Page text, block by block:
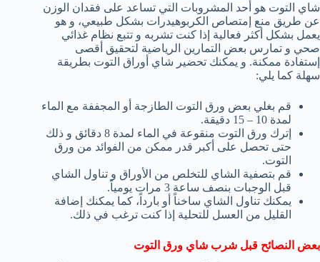
شاي التوت هو أحد المشروبات التي تساعد على فقدان الوزن
عن طريق منع إمتصاص الكربوهيدرات بشكل طبيعي، و هو
يعمل بشكل أكثر فعالية إذا كنت تشربه و تتبع نظام غذائي
صحي و تمارس بعض التمارين الرياضية لتحقيق أقصى
إستفادة ممكنة. و يمكنك تحضير شاي أوراق التوت بطريقة
سهلة كما يلي:
قم بغلي بعض ورق التوت الطازجة أو المجففة مع الماء
لمدة 10 – 15 دقيقة.
إترك ورق التوت منقوعة في الماء لمدة 8 دقائق و ذلك
حتى تحصل على أكبر قدر ممكن من الفوائد من ورق
التوت.
قم بتصفية الشاي للتخلص من الأوراق و تناول الشاي
قبل الوجبات بنصف ساعة 3 مرات يومياً.
يمكنك تناول الشاي ساخناً أو بارداً، كما يمكنك إضافة
القليل من العسل للتحلية إذا كنت ترغب في ذلك.
بعض النصائح قبل شرب شاي ورق التوت